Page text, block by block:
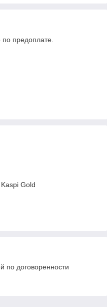
по предоплате.
Gold
по договоренности